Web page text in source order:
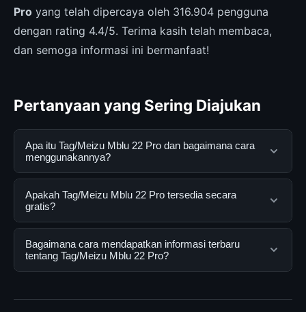
Pro yang telah dipercaya oleh 316.904 pengguna
dengan rating 4.4/5. Terima kasih telah membaca,
dan semoga informasi ini bermanfaat!
Pertanyaan yang Sering Diajukan
Apa itu Tag/Meizu Mblu 22 Pro dan bagaimana cara
menggunakannya?
Tag/Meizu Mblu 22 Pro adalah layanan digital yang
dirancang untuk membantu pengguna mendapatkan
informasi lengkap dan terpercaya. Anda dapat
menggunakannya dengan mengunjungi situs resmi dan
mengikuti panduan yang tersedia.
Apakah Tag/Meizu Mblu 22 Pro tersedia secara
gratis?
Ya, Tag/Meizu Mblu 22 Pro dapat diakses secara gratis
oleh semua pengguna. Tidak ada biaya tersembunyi
atau langganan yang diperlukan untuk menggunakan
Bagaimana cara mendapatkan informasi terbaru
tentang Tag/Meizu Mblu 22 Pro?